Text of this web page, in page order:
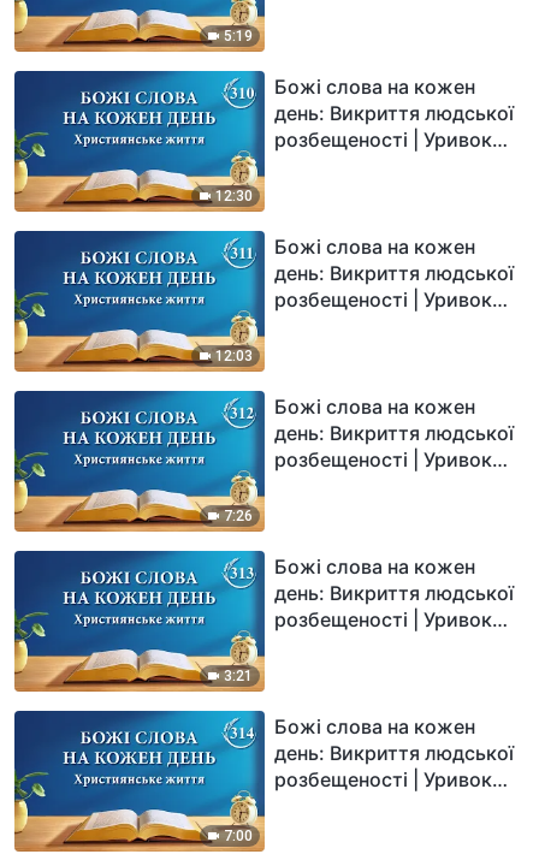
5:19
12:30
Божі слова на кожен
день: Викриття людської
розбещеності | Уривок
12:03
Божі слова на кожен
день: Викриття людської
розбещеності | Уривок
7:26
Божі слова на кожен
день: Викриття людської
розбещеності | Уривок
3:21
Божі слова на кожен
день: Викриття людської
розбещеності | Уривок
7:00
Божі слова на кожен
день: Викриття людської
розбещеності | Уривок